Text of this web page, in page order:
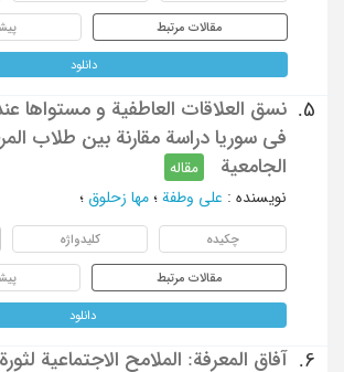
مقالات مرتبط
دانلود
5.
نسق العلاقات العاطفیة و مستواها
فی سوریا دراسة مقارنة بین طلاب
الجامعیة
مقاله
نویسنده : علی وطفة ؛ مها زحلوق ؛
چکیده کلیدواژه
مقالات مرتبط
دانلود
6.
آفاق المعرفة: الملامح الاجتماعیة